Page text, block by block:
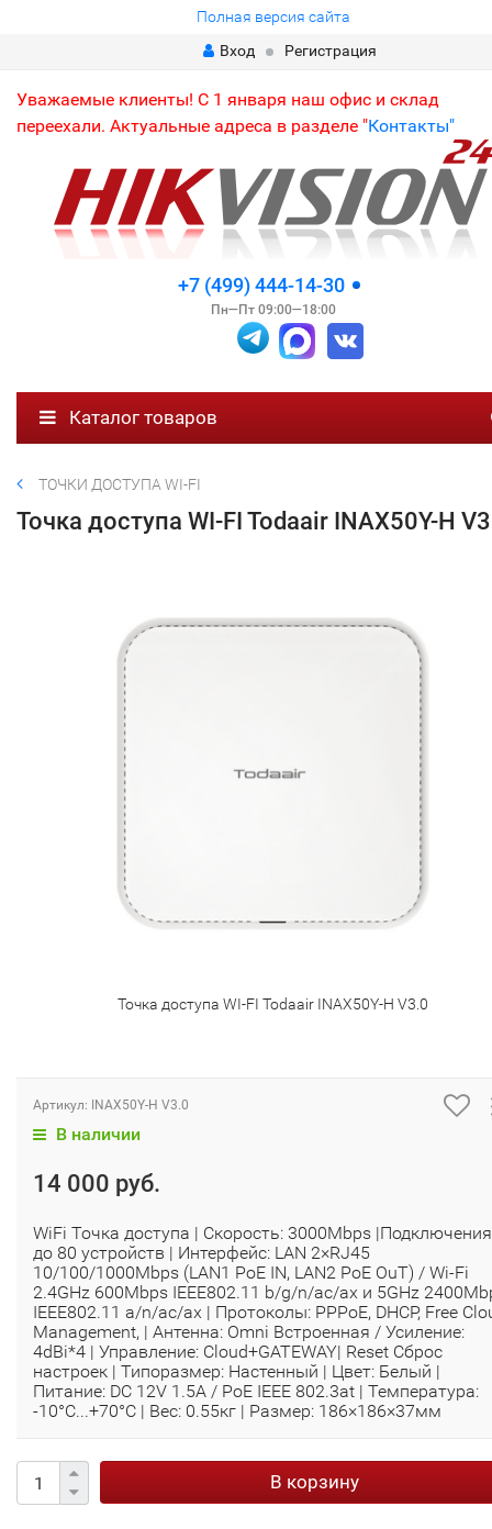
Полная версия сайта
Вход
Регистрация
Уважаемые клиенты! С 1 января наш офис и склад
переехали. Актуальные адреса в разделе "Контакты"
+7 (499) 444-14-30
Пн—Пт 09:00—18:00
Каталог товаров
ТОЧКИ ДОСТУПА WI-FI
Точка доступа WI-FI Todaair INAX50Y-H
Точка доступа WI-FI Todaair INAX50Y-H V3.0
Артикул: INAX50Y-H V3.0
В наличии
14 000 руб.
WiFi Точка доступа | Скорость: 3000Mbps
до 80 устройств | Интерфейс: LAN 2×RJ45
10/100/1000Mbps (LAN1 PoE IN, LAN2 PoE OuT) / Wi-Fi
2.4GHz 600Mbps IEEE802.11 b/g/n/ac/ax и 5GHz
IEEE802.11 a/n/ac/ax | Протоколы: PPPoE, DHCP, Free
Management, | Антенна: Omni Встроенная / Усиление:
4dBi*4 | Управление: Cloud+GATEWAY| Reset Сброс
настроек | Типоразмер: Настенный | Цвет: Белый |
Питание: DC 12V 1.5A / PoE IEEE 802.3at | Температура:
-10°C...+70°C | Вес: 0.55кг | Размер: 186×186×37мм
В корзину